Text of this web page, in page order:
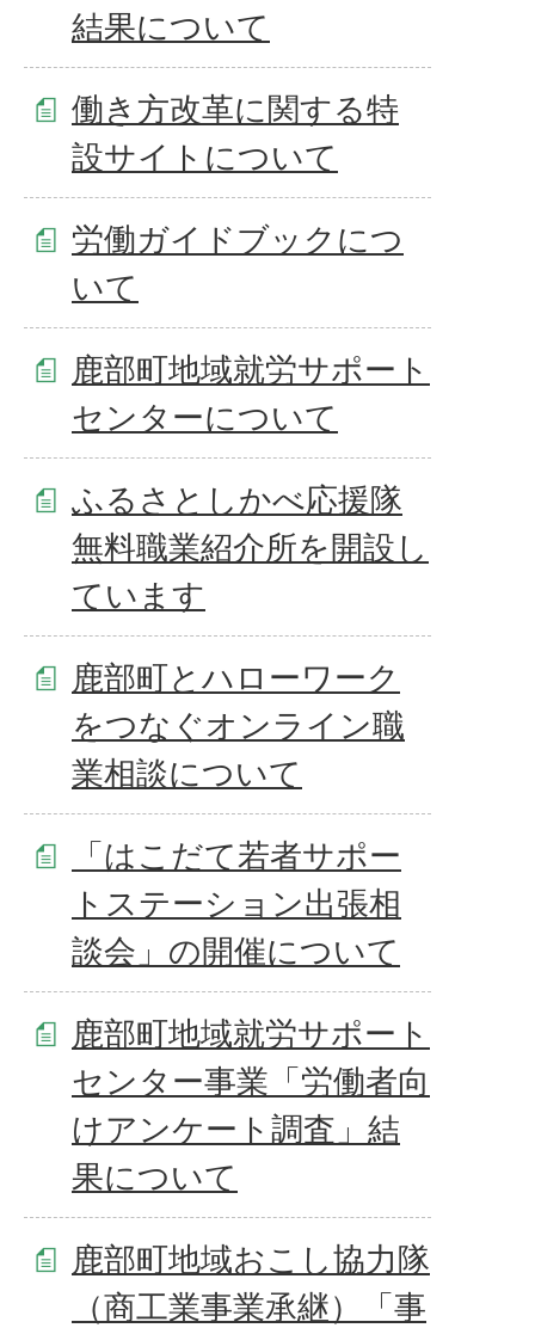
結果について
働き方改革に関する特
設サイトについて
労働ガイドブックにつ
いて
鹿部町地域就労サポート
センターについて
ふるさとしかべ応援隊
無料職業紹介所を開設し
ています
鹿部町とハローワーク
をつなぐオンライン職
業相談について
「はこだて若者サポー
トステーション出張相
談会」の開催について
鹿部町地域就労サポート
センター事業「労働者向
けアンケート調査」結
果について
鹿部町地域おこし協力隊
（商工業事業承継）「事